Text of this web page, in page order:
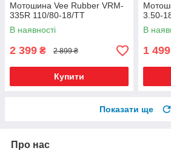
Мотошина Vee Rubber VRM-
335R 110/80-18/TT
В наявності
2 399 ₴ 2 899 ₴
Купити
3.50-
В
1 499
Показати ще
Про нас